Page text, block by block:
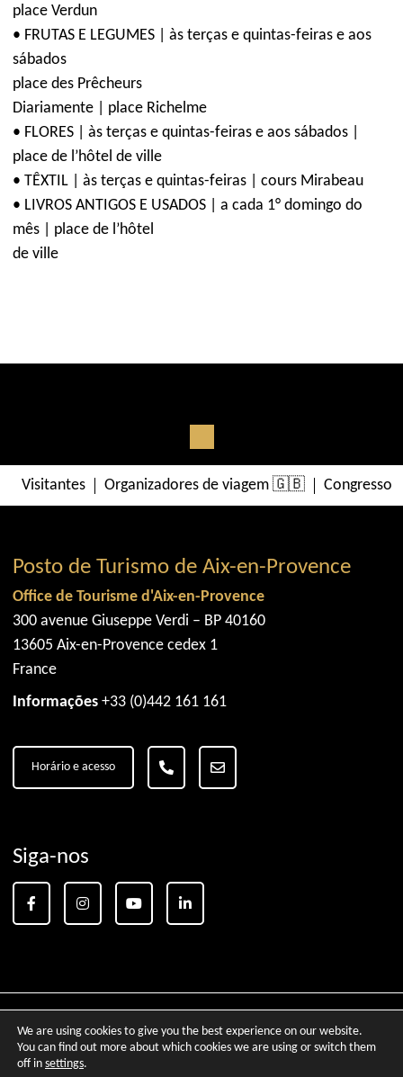
place Verdun
• FRUTAS E LEGUMES | às terças e quintas-feiras e aos
sábados
place des Prêcheurs
Diariamente | place Richelme
• FLORES | às terças e quintas-feiras e aos sábados |
place de l’hôtel de ville
• TÊXTIL | às terças e quintas-feiras | cours Mirabeau
• LIVROS ANTIGOS E USADOS | a cada 1° domingo do
mês | place de l’hôtel
de ville
Visitantes Organizadores de viagem 🇬🇧
Posto de Turismo de Aix-en-Provence
Office de Tourisme d'Aix-en-Provence
300 avenue Giuseppe Verdi – BP 40160
13605 Aix-en-Provence cedex 1
France
Informações+33 (0)442 161 161
Horário e acesso
Siga-nos
Parceiros Avisos legais Créditos
We are using cookies to give you the best experience on our website.
You can find out more about which cookies we are using or switch them
off in settings.